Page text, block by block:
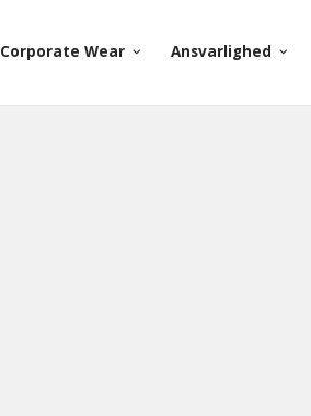
Corporate Wear keyboard_arrow_down Ansvarlighed keyboard_arrow_down